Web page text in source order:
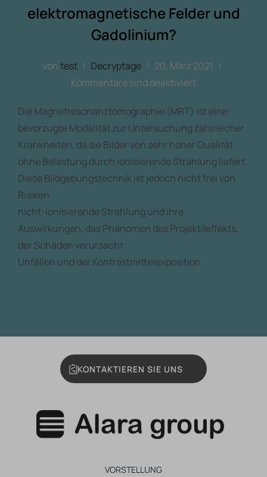
elektromagnetische Felder und
Gadolinium?
vontest Decryptage
20. März 2021
Kommentare sind deaktiviert
Die Magnetresonanztomographie (MRT) ist eine
bevorzugte Modalität zur Untersuchung zahlreicher
Krankheiten, da sie Bilder von sehr hoher Qualität
ohne Belastung durch ionisierende Strahlung liefert.
Diese Bildgebungstechnik ist jedoch nicht frei von
Risiken.
nicht-ionisierende Strahlung und ihre
Auswirkungen, das Phänomen des Projektileffekts,
der Schäden verursacht
Unfällen und der Kontrastmittelexposition.
KONTAKTIEREN SIE UNS
VORSTELLUNG